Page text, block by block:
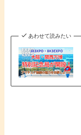
あわせて読みたい